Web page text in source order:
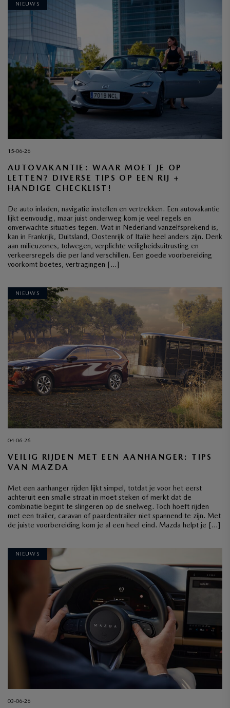
NIEUWS
15-06-26
AUTOVAKANTIE: WAAR MOET JE OP
LETTEN? DIVERSE TIPS OP EEN RIJ +
HANDIGE CHECKLIST!
De auto inladen, navigatie instellen en vertrekken. Een autovakantie
lijkt eenvoudig, maar juist onderweg kom je veel regels en
onverwachte situaties tegen. Wat in Nederland vanzelfsprekend is,
kan in Frankrijk, Duitsland, Oostenrijk of Italië heel anders zijn. Denk
aan milieuzones, tolwegen, verplichte veiligheidsuitrusting en
verkeersregels die per land verschillen. Een goede voorbereiding
voorkomt boetes, vertragingen […]
NIEUWS
04-06-26
VEILIG RIJDEN MET EEN AANHANGER: TIPS
VAN MAZDA
Met een aanhanger rijden lijkt simpel, totdat je voor het eerst
achteruit een smalle straat in moet steken of merkt dat de
combinatie begint te slingeren op de snelweg. Toch hoeft rijden
met een trailer, caravan of paardentrailer niet spannend te zijn. Met
de juiste voorbereiding kom je al een heel eind. Mazda helpt je […]
NIEUWS
03-06-26